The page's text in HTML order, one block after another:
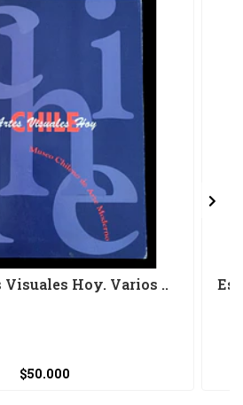
Hoy. Varios ..
$50.000